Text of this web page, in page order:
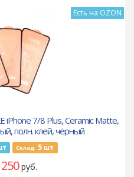
Есть на OZON
iPhone 7/8 Plus, Ceramic Matte,
полн. клей, чёрный
Склад: 5 шт
250руб.